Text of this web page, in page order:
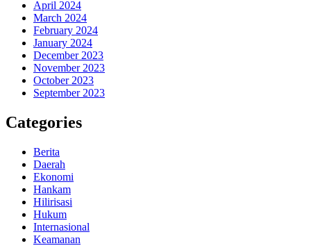
April 2024
March 2024
February 2024
January 2024
December 2023
November 2023
October 2023
September 2023
Categories
Berita
Daerah
Ekonomi
Hankam
Hilirisasi
Hukum
Internasional
Keamanan